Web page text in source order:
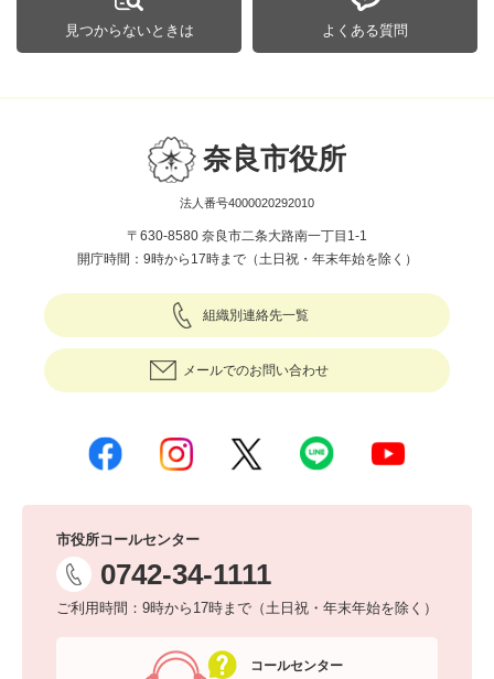
見つからないときは よくある質問
奈良市役所
法人番号4000020292010
〒630-8580 奈良市二条大路南一丁目1-1
開庁時間：9時から17時まで（土日祝・年末年始を除く）
組織別連絡先一覧
メールでのお問い合わせ
市役所コールセンター
0742-34-1111
ご利用時間：9時から17時まで（土日祝・年末年始を除く）
コールセンター